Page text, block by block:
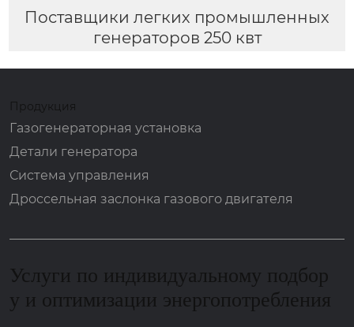
Поставщики легких промышленных
генераторов 250 квт
Продукция
Газогенераторная установка
Детали генератора
Система управления
Дроссельная заслонка газового двигателя
Услуги по индивидуальному подбор
у и оптимизации энергопотребления